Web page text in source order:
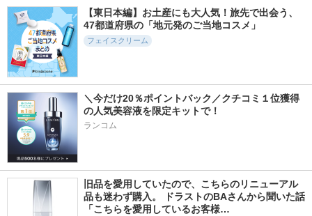
ンズ オイル アロマ
タイプ リフレシン
グシトラスの香り
アテニア
ェットセラム
Dr.G(ドクタージー)
ルエフェクトアンプ
ル
リジュラン(REJURAN
6.0
357件
レッドブレミッシュ
ヒアルシカセラム
Dr.G(ドクタージー) Dr.G(ドクタージー) SAM'U
【東日本編】お土産にも大人気！旅先で出会う、
47都道府県の「地元発のご当地コスメ」
フェイスクリーム
＼今だけ20％ポイントバック／クチコミ１位獲得
の人気美容液を限定キットで！
ランコム
旧品を愛用していたので、こちらのリニューアル
品も迷わず購入。 ドラストのBAさんから聞いた話
「こちらを愛用しているお客様…